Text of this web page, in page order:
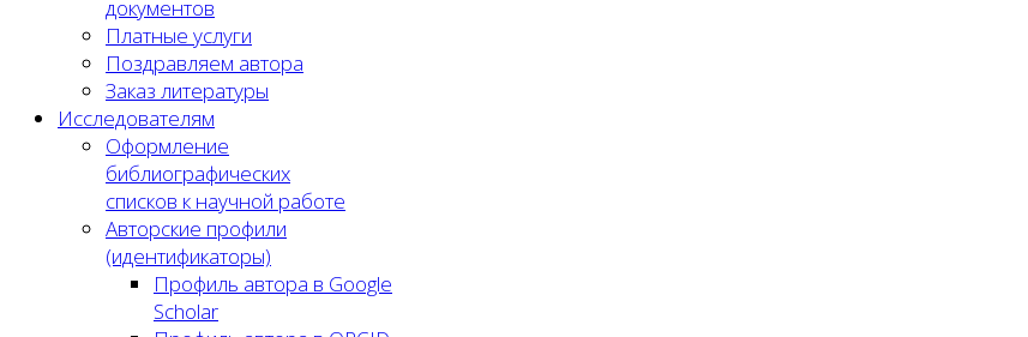
документов
Платные услуги
Поздравляем автора
Заказ литературы
Исследователям
Оформление
библиографических
списков к научной работе
Авторские профили
(идентификаторы)
Профиль автора в Google
Scholar